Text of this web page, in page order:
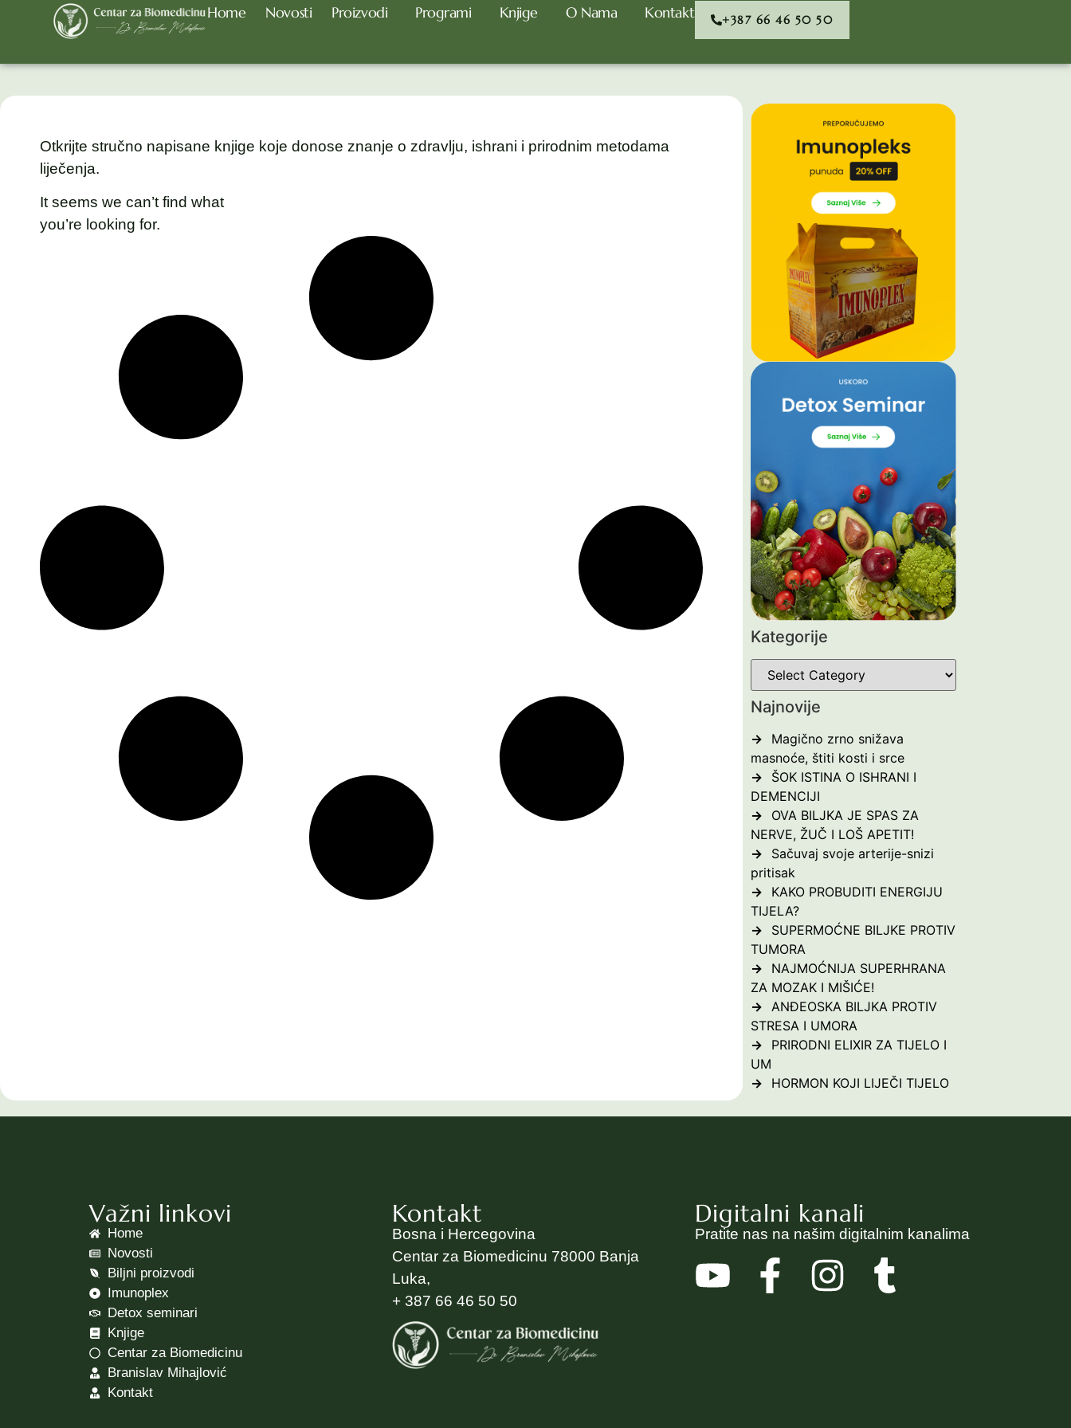
Home Novosti Proizvodi Programi Knjige O Nama Kontakt +387 66 46 50 50
Otkrijte stručno napisane knjige koje donose znanje o zdravlju, ishrani i prirodnim metodama
liječenja.
It seems we can’t find what
you’re looking for.
Kategorije
Najnovije
Magično zrno snižava
masnoće, štiti kosti i srce
ŠOK ISTINA O ISHRANI I
DEMENCIJI
OVA BILJKA JE SPAS ZA
NERVE, ŽUČ I LOŠ APETIT!
Sačuvaj svoje arterije-snizi
pritisak
KAKO PROBUDITI ENERGIJU
TIJELA?
SUPERMOĆNE BILJKE PROTIV
TUMORA
NAJMOĆNIJA SUPERHRANA
ZA MOZAK I MIŠIĆE!
ANĐEOSKA BILJKA PROTIV
STRESA I UMORA
PRIRODNI ELIXIR ZA TIJELO I
UM
HORMON KOJI LIJEČI TIJELO
Važni linkovi
Home
Novosti
Biljni proizvodi
Imunoplex
Detox seminari
Knjige
Centar za Biomedicinu
Branislav Mihajlović
Kontakt
Kontakt
Bosna i Hercegovina
Centar za Biomedicinu 78000 Banja
Luka,
+ 387 66 46 50 50
Digitalni kanali
Pratite nas na našim digitalnim kanalima